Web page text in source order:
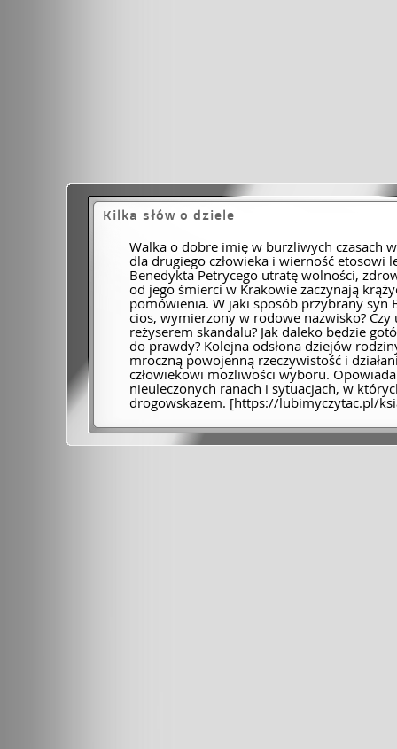
Kilka słów o dziele
Walka o dobre imię w burzliwych czasach
dla drugiego człowieka i wierność etosowi
Benedykta Petrycego utratę wolności,
od jego śmierci w Krakowie zaczynają
pomówienia. W jaki sposób przybrany syn
cios, wymierzony w rodowe nazwisko?
reżyserem skandalu? Jak daleko będzie
do prawdy? Kolejna odsłona dziejów
mroczną powojenną rzeczywistość i
człowiekowi możliwości wyboru.
nieuleczonych ranach i sytuacjach, w
drogowskazem. [https://lubimyczytac.pl/